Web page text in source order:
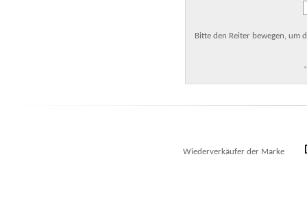
Bitte den Reiter bewegen, um
Wiederverkäufer der Marke